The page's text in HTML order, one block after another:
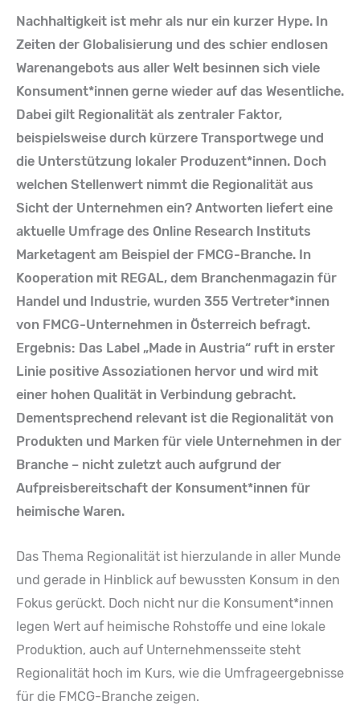
Nachhaltigkeit ist mehr als nur ein kurzer Hype. In
Zeiten der Globalisierung und des schier endlosen
Warenangebots aus aller Welt besinnen sich viele
Konsument*innen gerne wieder auf das Wesentliche.
Dabei gilt Regionalität als zentraler Faktor,
beispielsweise durch kürzere Transportwege und
die Unterstützung lokaler Produzent*innen. Doch
welchen Stellenwert nimmt die Regionalität aus
Sicht der Unternehmen ein? Antworten liefert eine
aktuelle Umfrage des Online Research Instituts
Marketagent am Beispiel der FMCG-Branche. In
Kooperation mit REGAL, dem Branchenmagazin für
Handel und Industrie, wurden 355 Vertreter*innen
von FMCG-Unternehmen in Österreich befragt.
Ergebnis: Das Label „Made in Austria“ ruft in erster
Linie positive Assoziationen hervor und wird mit
einer hohen Qualität in Verbindung gebracht.
Dementsprechend relevant ist die Regionalität von
Produkten und Marken für viele Unternehmen in der
Branche – nicht zuletzt auch aufgrund der
Aufpreisbereitschaft der Konsument*innen für
heimische Waren.
Das Thema Regionalität ist hierzulande in aller Munde
und gerade in Hinblick auf bewussten Konsum in den
Fokus gerückt. Doch nicht nur die Konsument*innen
legen Wert auf heimische Rohstoffe und eine lokale
Produktion, auch auf Unternehmensseite steht
Regionalität hoch im Kurs, wie die Umfrageergebnisse
für die FMCG-Branche zeigen.